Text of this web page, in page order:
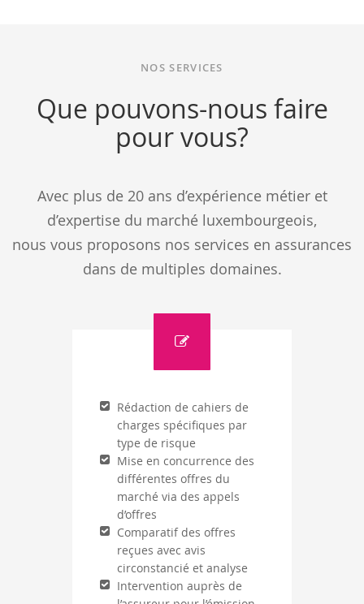
NOS SERVICES
Que pouvons-nous faire
pour vous?
Avec plus de 20 ans d’expérience métier et
d’expertise du marché luxembourgeois,
nous vous proposons nos services en assurances
dans de multiples domaines.
Rédaction de cahiers de
charges spécifiques par
type de risque
Mise en concurrence des
différentes offres du
marché via des appels
d’offres
Comparatif des offres
reçues avec avis
circonstancié et analyse
Intervention auprès de